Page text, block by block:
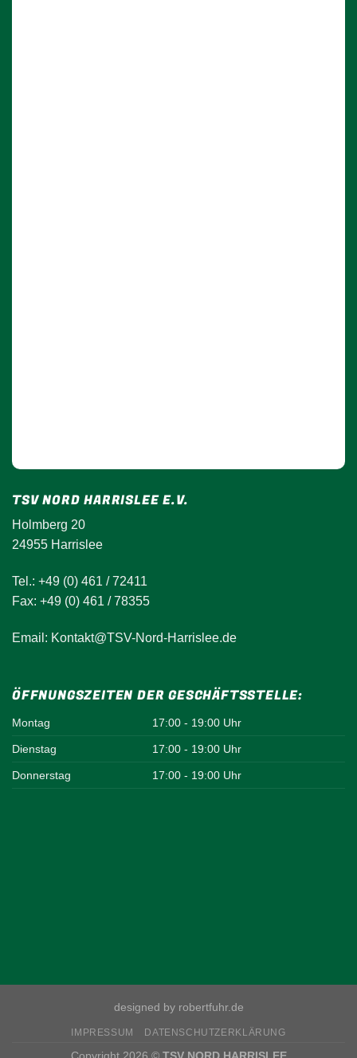
TSV NORD HARRISLEE E.V.
Holmberg 20
24955 Harrislee
Tel.: +49 (0) 461 / 72411
Fax: +49 (0) 461 / 78355
Email: Kontakt@TSV-Nord-Harrislee.de
ÖFFNUNGSZEITEN DER GESCHÄFTSSTELLE:
Montag 17:00 - 19:00 Uhr
Dienstag 17:00 - 19:00 Uhr
Donnerstag 17:00 - 19:00 Uhr
designed by robertfuhr.de
IMPRESSUM DATENSCHUTZERKLÄRUNG